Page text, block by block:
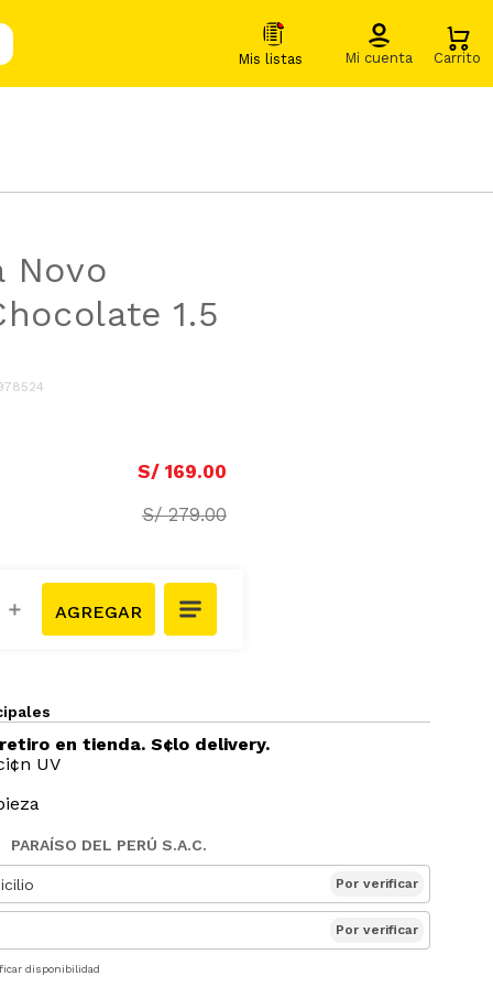
Novo
1.5
S/ 169.00
S/ 279.00
＋
en tienda. S¢lo delivery.
UV
PARAÍSO DEL PERÚ S.A.C.
Por verificar
Por verificar
disponibilidad